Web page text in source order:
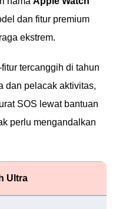
dan fitur premium
ekstrem.
tercanggih di tahun
dan pelacak aktivitas,
SOS lewat bantuan
perlu mengandalkan
Ultra